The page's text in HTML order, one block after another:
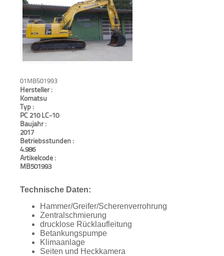
01MB501993
Hersteller :
Komatsu
Typ :
PC 210 LC-10
Baujahr :
2017
Betriebsstunden :
4.986
Artikelcode :
MB501993
Technische Daten:
Hammer/Greifer/Scherenverrohrung
Zentralschmierung
drucklose Rücklaufleitung
Betankungspumpe
Klimaanlage
Seiten und Heckkamera